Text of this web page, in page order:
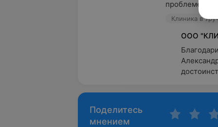
проблеме и
Клиника в
ООО
Поделитесь
мнением